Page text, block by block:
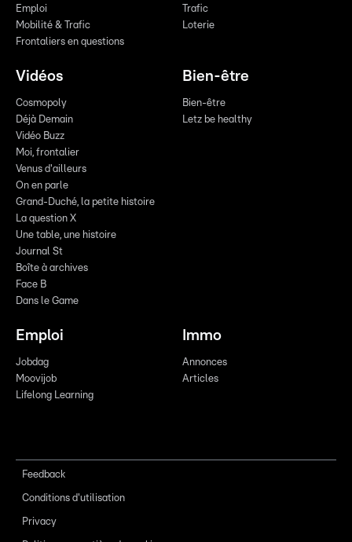
Emploi
Mobilité & Trafic
Frontaliers en questions
Trafic
Loterie
Vidéos
Cosmopoly
Déjà Demain
Vidéo Buzz
Moi, frontalier
Venus d'ailleurs
On en parle
Grand-Duché, la petite histoire
La question X
Une table, une histoire
Journal St
Boîte à archives
Face B
Dans le Game
Bien-être
Bien-être
Letz be healthy
Emploi
Jobdag
Moovijob
Lifelong Learning
Immo
Annonces
Articles
Feedback
Conditions d'utilisation
Privacy